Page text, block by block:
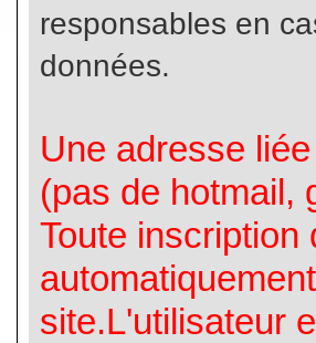
responsables en
données.
Une adresse
(pas de hotmail,
Toute
site.L'utilisateur